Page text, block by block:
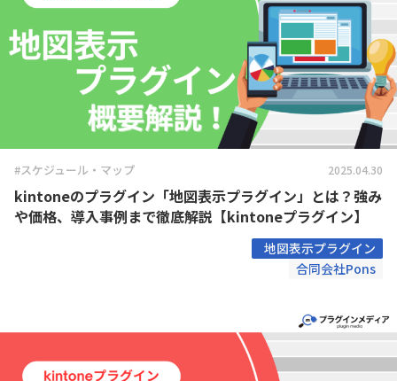
#スケジュール・マップ 2025.04.30
kintoneのプラグイン「地図表示プラグイン」とは？強み
や価格、導入事例まで徹底解説【kintoneプラグイン】
地図表示プラグイン
合同会社Pons